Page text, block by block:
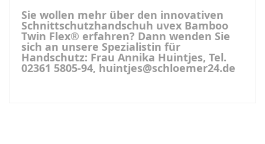
Sie wollen mehr über den innovativen
Schnittschutzhandschuh uvex Bamboo
Twin Flex® erfahren? Dann wenden Sie
sich an unsere Spezialistin für
Handschutz: Frau Annika Huintjes, Tel.
02361 5805-94, huintjes@schloemer24.de